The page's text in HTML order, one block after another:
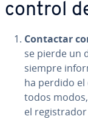
control
Contactar
se pierde un
siempre
ha perdido
todos
el